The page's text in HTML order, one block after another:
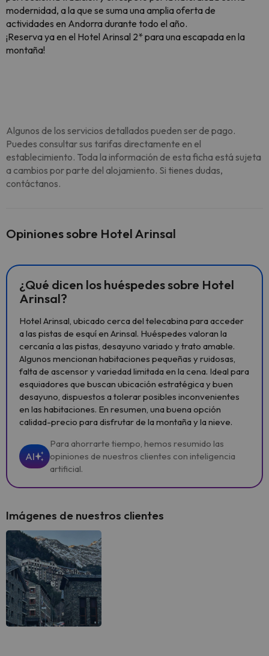
modernidad, a la que se suma una amplia oferta de
actividades en Andorra durante todo el año.
¡Reserva ya en el Hotel Arinsal 2* para una escapada en la
montaña!
Algunos de los servicios detallados pueden ser de pago.
Puedes consultar sus tarifas directamente en el
establecimiento. Toda la información de esta ficha está sujeta
a cambios por parte del alojamiento. Si tienes dudas,
contáctanos.
Opiniones sobre Hotel Arinsal
¿Qué dicen los huéspedes sobre Hotel
Arinsal?
Hotel Arinsal, ubicado cerca del telecabina para acceder
a las pistas de esquí en Arinsal. Huéspedes valoran la
cercanía a las pistas, desayuno variado y trato amable.
Algunos mencionan habitaciones pequeñas y ruidosas,
falta de ascensor y variedad limitada en la cena. Ideal para
esquiadores que buscan ubicación estratégica y buen
desayuno, dispuestos a tolerar posibles inconvenientes
en las habitaciones. En resumen, una buena opción
calidad-precio para disfrutar de la montaña y la nieve.
AI
Para ahorrarte tiempo, hemos resumido las
opiniones de nuestros clientes con inteligencia
artificial.
Imágenes de nuestros clientes